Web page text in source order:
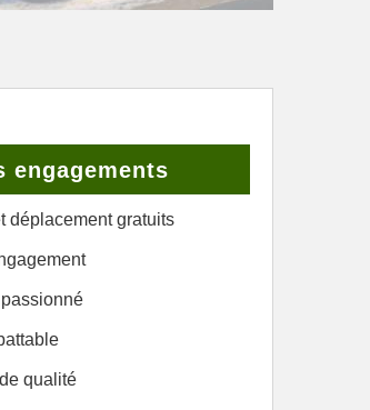
engagements
déplacement gratuits
qualité